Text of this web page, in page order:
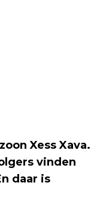
Xess Xava.
vinden
daar is